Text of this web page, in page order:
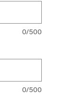
0/500
0/500